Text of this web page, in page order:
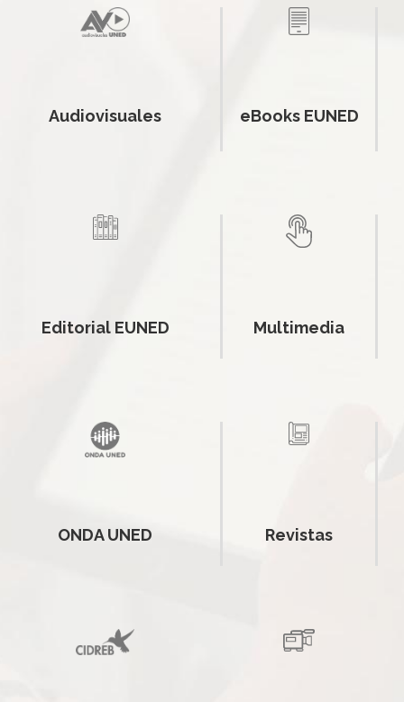
Audiovisuales eBooks EUNED
Editorial EUNED Multimedia
ONDA UNED Revistas